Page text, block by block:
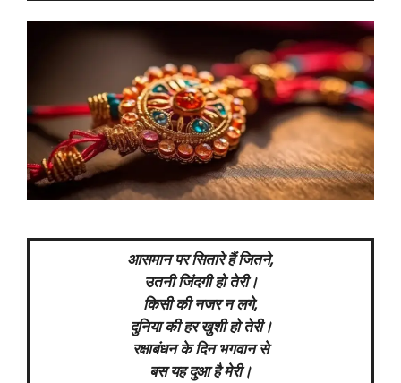
आसमान पर सितारे हैं जितने,
उतनी जिंदगी हो तेरी।
किसी की नजर न लगे,
दुनिया की हर खुशी हो तेरी।
रक्षाबंधन के दिन भगवान से
बस यह दुआ है मेरी।